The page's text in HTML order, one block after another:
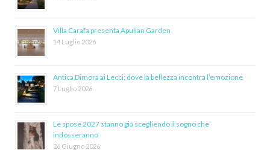
Villa Carafa presenta Apulian Garden
14 Luglio 2026
Antica Dimora ai Lecci: dove la bellezza incontra l’emozione
7 Luglio 2026
Le spose 2027 stanno già scegliendo il sogno che
indosseranno
26 Giugno 2026